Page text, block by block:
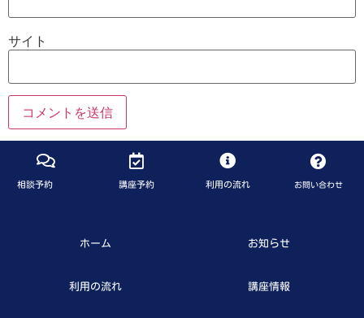
サイト
相談予約 講座予約 利用の流れ お問い合わせ
ホーム お知らせ
利用の流れ 講座情報